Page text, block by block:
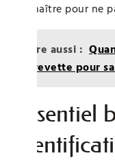
connaître pour ne
Lire aussi :
crevette pour